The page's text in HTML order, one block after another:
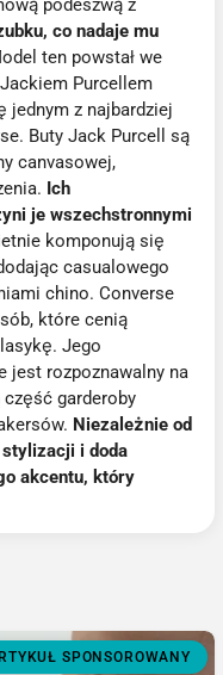
podeszwą z
co nadaje mu
ten powstał we
Purcellem
jednym z najbardziej
Buty Jack Purcell są
canvasowej,
Ich
je wszechstronnymi
komponują się
casualowego
chino. Converse
które cenią
Jego
jest rozpoznawalny na
garderoby
Niezależnie od
stylizacji i doda
akcentu, który
SPONSOROWANY